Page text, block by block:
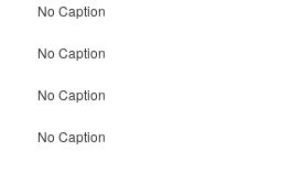
No Caption
No Caption
No Caption
No Caption